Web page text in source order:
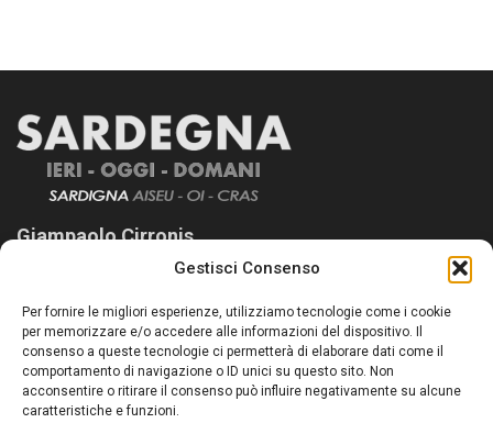
Gestisci Consenso
Per fornire le migliori esperienze, utilizziamo tecnologie come i cookie
per memorizzare e/o accedere alle informazioni del dispositivo. Il
consenso a queste tecnologie ci permetterà di elaborare dati come il
comportamento di navigazione o ID unici su questo sito. Non
acconsentire o ritirare il consenso può influire negativamente su alcune
caratteristiche e funzioni.
Giampaolo Cirronis
Sardegna Ieri-Oggi-Domani nasce per informare “liberamente” i
lettori su quanto accade in Sardegna, con un occhio rivolto al
nostro passato e, soprattutto, al nostro futuro
Follow Us